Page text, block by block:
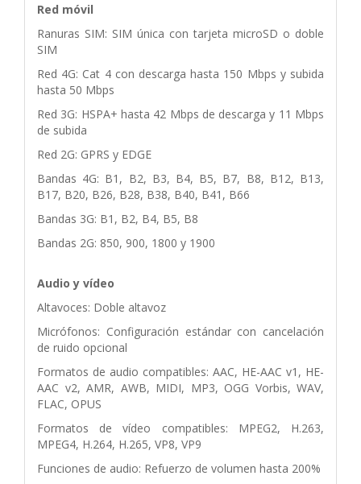
Red móvil
Ranuras SIM: SIM única con tarjeta microSD o doble
SIM
Red 4G: Cat 4 con descarga hasta 150 Mbps y subida
hasta 50 Mbps
Red 3G: HSPA+ hasta 42 Mbps de descarga y 11 Mbps
de subida
Red 2G: GPRS y EDGE
Bandas 4G: B1, B2, B3, B4, B5, B7, B8, B12, B13,
B17, B20, B26, B28, B38, B40, B41, B66
Bandas 3G: B1, B2, B4, B5, B8
Bandas 2G: 850, 900, 1800 y 1900
Audio y vídeo
Altavoces: Doble altavoz
Micrófonos: Configuración estándar con cancelación
de ruido opcional
Formatos de audio compatibles: AAC, HE-AAC v1, HE-
AAC v2, AMR, AWB, MIDI, MP3, OGG Vorbis, WAV,
FLAC, OPUS
Formatos de vídeo compatibles: MPEG2, H.263,
MPEG4, H.264, H.265, VP8, VP9
Funciones de audio: Refuerzo de volumen hasta 200%